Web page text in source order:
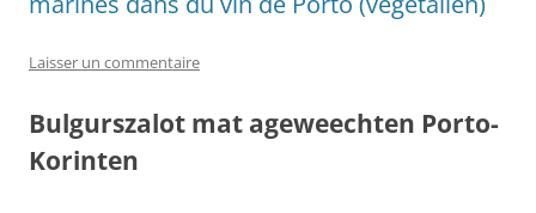
Laisser un commentaire
Bulgurszalot mat ageweechten Porto-
Korinten